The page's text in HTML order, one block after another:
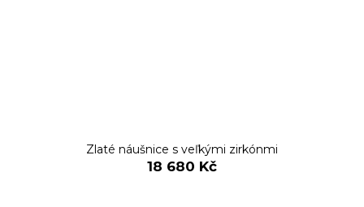
Zlaté náušnice s veľkými zirkónmi
18 680 Kč